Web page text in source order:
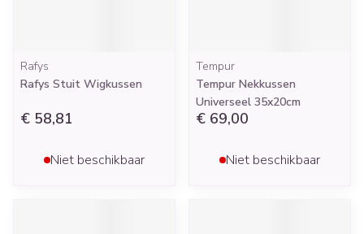
Rafys
Rafys Stuit Wigkussen
€ 58,81
Niet beschikbaar
Tempur
Tempur Nekkussen
Universeel 35x20cm
€ 69,00
Niet beschikbaar